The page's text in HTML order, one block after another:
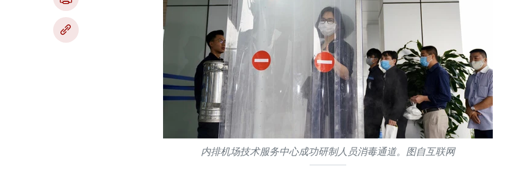
内排机场技术服务中心成功研制人员消毒通道。图自互联网